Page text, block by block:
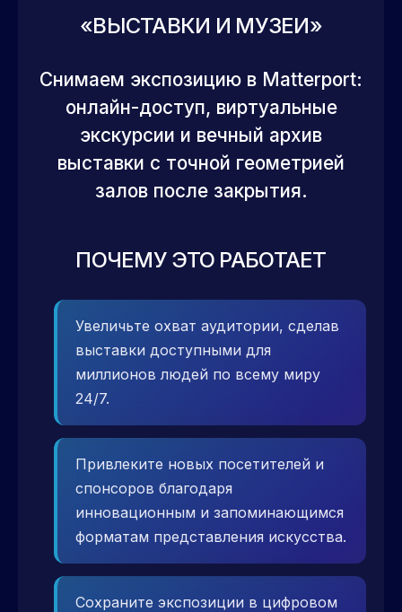
«ВЫСТАВКИ И МУЗЕИ»
Снимаем экспозицию в Matterport:
онлайн-доступ, виртуальные
экскурсии и вечный архив
выставки с точной геометрией
залов после закрытия.
ПОЧЕМУ ЭТО РАБОТАЕТ
Увеличьте охват аудитории, сделав
выставки доступными для
миллионов людей по всему миру
24/7.
Привлеките новых посетителей и
спонсоров благодаря
инновационным и запоминающимся
форматам представления искусства.
Сохраните экспозиции в цифровом